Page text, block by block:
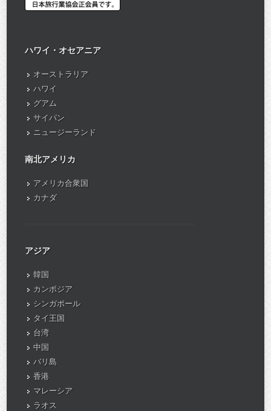
ハワイ・オセアニア
オーストラリア
ハワイ
グアム
サイパン
ニュージーランド
南北アメリカ
アメリカ合衆国
カナダ
アジア
韓国
カンボジア
シンガポール
タイ王国
台湾
中国
バリ島
香港
マレーシア
ラオス